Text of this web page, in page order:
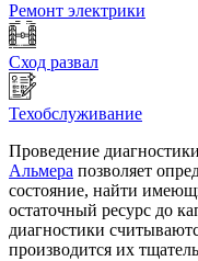
Ремонт электрики
Сход развал
Техобслуживание
Проведение
Альмера позволяет
состояние, найти
остаточный ресурс до
диагностики
производится их